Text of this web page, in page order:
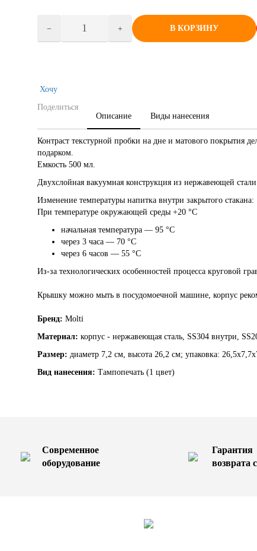
В КОРЗИНУ
Хочу
Поделиться
Описание
Виды нанесения
Контраст текстурной пробки на дне и матового покрытия
подарком.
Емкость 500 мл.
Двухслойная вакуумная конструкция из нержавеющей
Изменение температуры напитка внутри закрытого стакана:
При температуре окружающей среды +20 °С
начальная температура — 95 °С
через 3 часа — 70 °С
через 6 часов — 55 °С
Из-за технологических особенностей процесса круговой
Крышку можно мыть в посудомоечной машине, корпус
Бренд: Molti
Материал: корпус - нержавеющая сталь, SS304 внутри,
Размер: диаметр 7,2 см, высота 26,2 см; упаковка:
Вид нанесения: Тампопечать (1 цвет)
Современное
оборудование
Гарантия
возврата